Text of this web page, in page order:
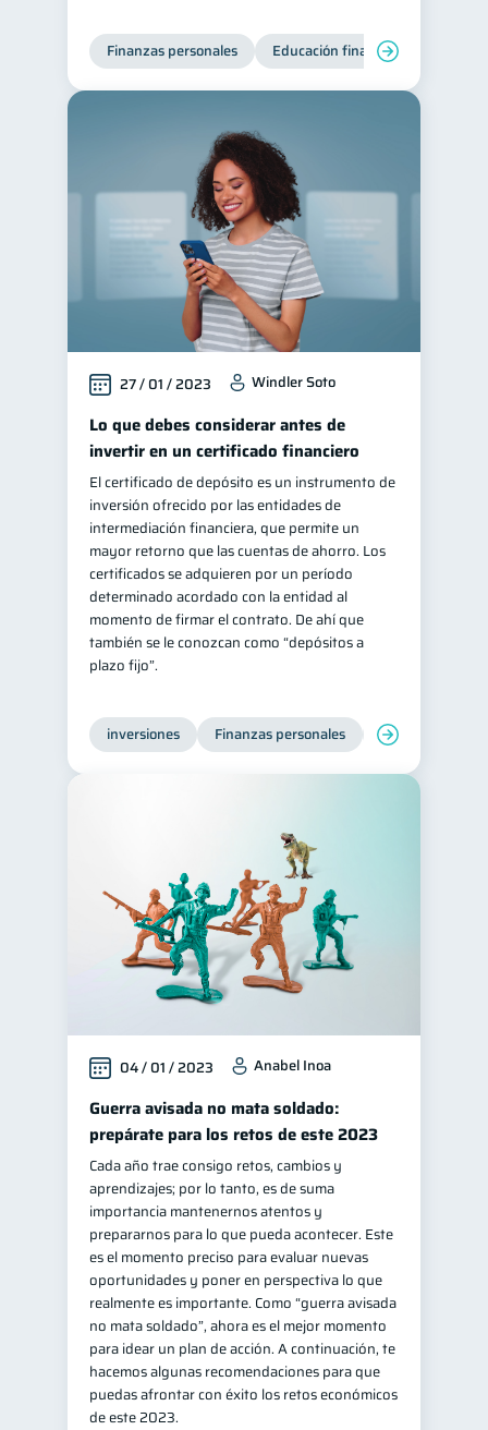
Finanzas personales Educación financiera
27 / 01 / 2023 Windler Soto
Lo que debes considerar antes de
invertir en un certificado financiero
El certificado de depósito es un instrumento de
inversión ofrecido por las entidades de
intermediación financiera, que permite un
mayor retorno que las cuentas de ahorro. Los
certificados se adquieren por un período
determinado acordado con la entidad al
momento de firmar el contrato. De ahí que
también se le conozcan como “depósitos a
plazo fijo”.
inversiones Finanzas personales Educación
04 / 01 / 2023 Anabel Inoa
Guerra avisada no mata soldado:
prepárate para los retos de este 2023
Cada año trae consigo retos, cambios y
aprendizajes; por lo tanto, es de suma
importancia mantenernos atentos y
prepararnos para lo que pueda acontecer. Este
es el momento preciso para evaluar nuevas
oportunidades y poner en perspectiva lo que
realmente es importante. Como “guerra avisada
no mata soldado”, ahora es el mejor momento
para idear un plan de acción. A continuación, te
hacemos algunas recomendaciones para que
puedas afrontar con éxito los retos económicos
de este 2023.